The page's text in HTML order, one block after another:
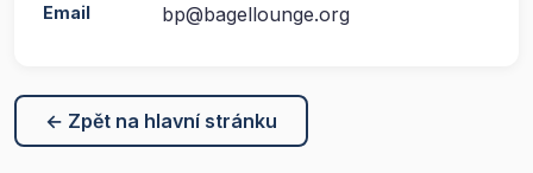
Email bp@bagellounge.org
← Zpět na hlavní stránku